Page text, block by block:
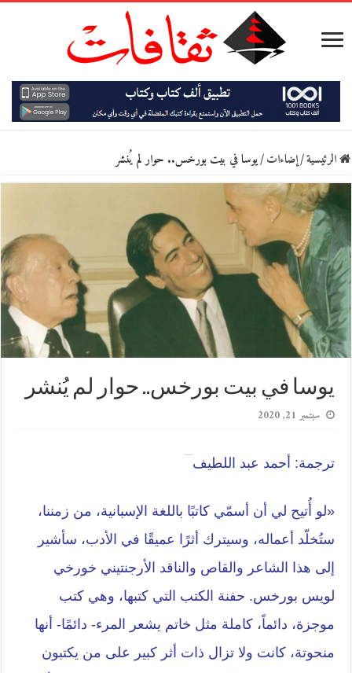
الرئيسية/إضاءات/يوسا في بيت بورخس.. حوار لم يُنشر
يوسا في بيت بورخس.. حوار لم يُنشر
سبتمبر 21, 2020
ترجمة: أحمد عبد اللطيف
«لو أُتيح لي أن أسمّي كاتبًا باللغة الإسبانية، من زمننا،
ستُخلّد أعماله، وسيترك أثرًا عميقًا في الأدب، سأشير
إلى هذا الشاعر والقاص والناقد الأرجنتيني خورخي
لويس بورخس. حفنة الكتب التي كتبها، وهي كتب
موجزة، دائماً، كاملة مثل خاتم يشعر المرء- دائمًا- أنها
منحوتة، كانت ولا تزال ذات أثر كبير على من يكتبون